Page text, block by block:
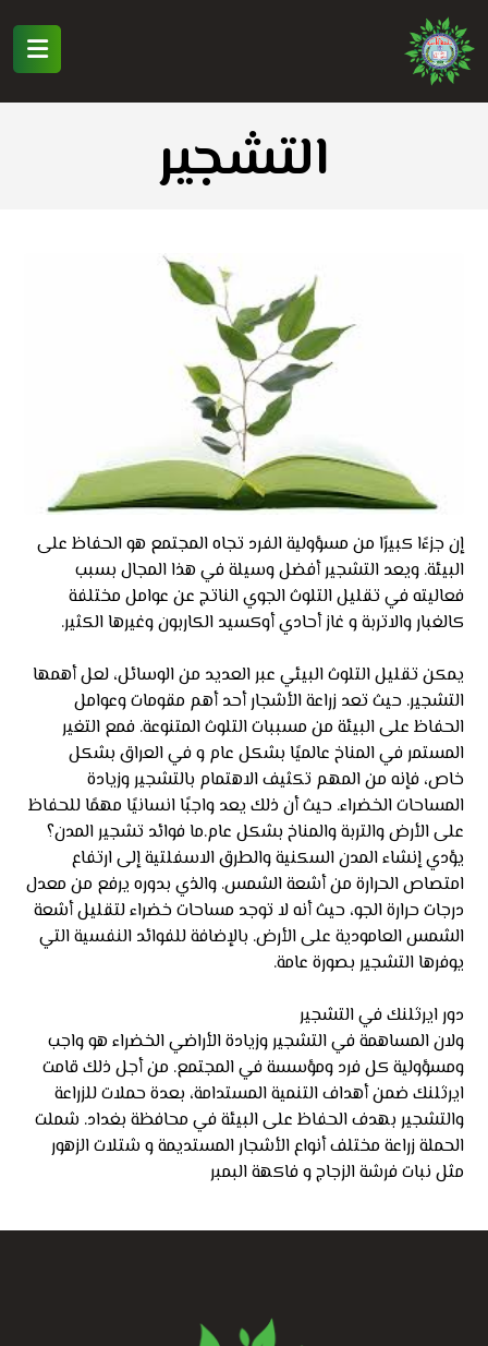
التشجير
إن جزءًا كبيرًا من مسؤولية الفرد تجاه المجتمع هو الحفاظ على
البيئة. ويعد التشجير أفضل وسيلة في هذا المجال بسبب
فعاليته في تقليل التلوث الجوي الناتج عن عوامل مختلفة
كالغبار والاتربة و غاز أحادي أوكسيد الكاربون وغيرها الكثير.
يمكن تقليل التلوث البيئي عبر العديد من الوسائل، لعل أهمها
التشجير. حيث تعد زراعة الأشجار أحد أهم مقومات وعوامل
الحفاظ على البيئة من مسببات التلوث المتنوعة. فمع التغير
المستمر في المناخ عالميًا بشكل عام و في العراق بشكل
خاص، فإنه من المهم تكثيف الاهتمام بالتشجير وزيادة
المساحات الخضراء. حيث أن ذلك يعد واجبًا انسانيًا مهمًا للحفاظ
على الأرض والتربة والمناخ بشكل عام.ما فوائد تشجير المدن؟
يؤدي إنشاء المدن السكنية والطرق الاسفلتية إلى ارتفاع
امتصاص الحرارة من أشعة الشمس. والذي بدوره يرفع من معدل
درجات حرارة الجو، حيث أنه لا توجد مساحات خضراء لتقليل أشعة
الشمس العامودية على الأرض. بالإضافة للفوائد النفسية التي
يوفرها التشجير بصورة عامة.
دور ايرثلنك في التشجير
ولان المساهمة في التشجير وزيادة الأراضي الخضراء هو واجب
ومسؤولية كل فرد ومؤسسة في المجتمع. من أجل ذلك قامت
ايرثلنك ضمن أهداف التنمية المستدامة، بعدة حملات للزراعة
والتشجير بهدف الحفاظ على البيئة في محافظة بغداد. شملت
الحملة زراعة مختلف أنواع الأشجار المستديمة و شتلات الزهور
مثل نبات فرشة الزجاج و فاكهة البمبر